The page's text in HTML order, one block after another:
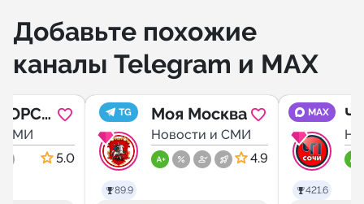
Добавьте похожие
каналы Telegram и MAX
СМИ
5.0
TG
89.9
Моя Москва
Новости и СМИ
4.9
MAX
421.6